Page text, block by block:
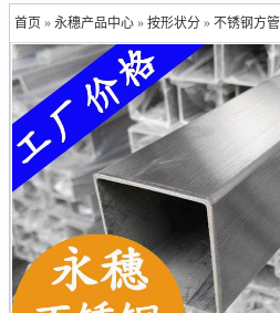
首页 »永穗产品中心 »按形状分 »不锈钢方管